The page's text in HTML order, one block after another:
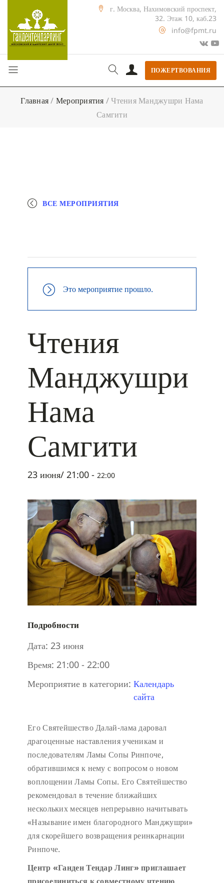
г. Москва, Нахимовский проспект,
32. Этаж 10, каб.23
info@fpmt.ru
ПОЖЕРТВОВАНИЯ
Главная/ Мероприятия /Чтения Манджушри Нама
Самгити
ВСЕ МЕРОПРИЯТИЯ
Это мероприятие прошло.
Чтения
Манджушри
Нама
Самгити
23 июня/ 21:00 - 22:00
Подробности
Дата: 23 июня
Время: 21:00 - 22:00
Мероприятие в категории: Календарь
сайта
Его Святейшество Далай-лама даровал
драгоценные наставления ученикам и
последователям Ламы Сопы Ринпоче,
обратившимся к нему с вопросом о новом
воплощении Ламы Сопы. Его Святейшество
рекомендовал в течение ближайших
нескольких месяцев непрерывно начитывать
«Называние имен благородного Манджушри»
для скорейшего возвращения реинкарнации
Ринпоче.
Центр «Ганден Тендар Линг» приглашает